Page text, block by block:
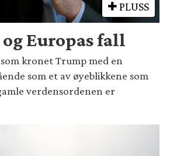
PLUSS
Europas fall
kronet Trump med en
som et av øyeblikkene som
verdensordenen er